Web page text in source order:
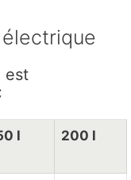
est
l 200 l